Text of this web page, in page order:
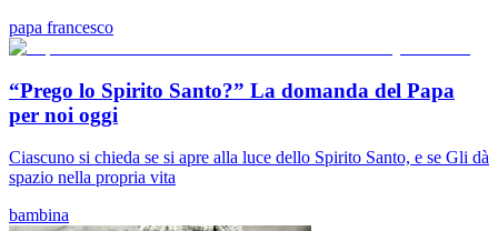
papa francesco
“Prego lo Spirito Santo?” La domanda del Papa
per noi oggi
Ciascuno si chieda se si apre alla luce dello Spirito Santo, e se Gli dà
spazio nella propria vita
bambina